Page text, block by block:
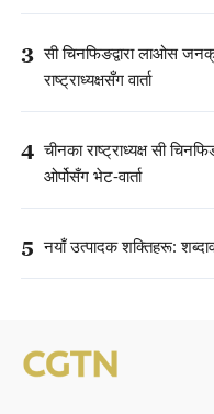
3 सी चिनफिङद्वारा लाओस
राष्ट्राध्यक्षसँग वार्ता
4 चीनका राष्ट्राध्यक्ष सी
ओर्पोसँग भेट-वार्ता
5 नयाँ उत्पादक शक्तिहरू: